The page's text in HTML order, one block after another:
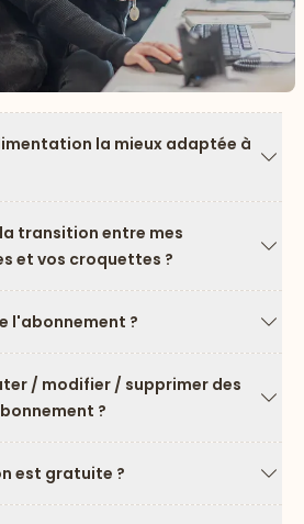
la mieux adaptée à
transition entre mes
et vos croquettes ?
l'abonnement ?
/ modifier / supprimer des
?
est gratuite ?